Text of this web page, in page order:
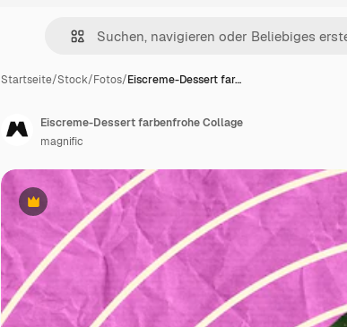
Startseite/Stock/Fotos/Eiscreme-Dessert far…
Premium
Eiscreme-Dessert farbenfrohe Collage
magnific